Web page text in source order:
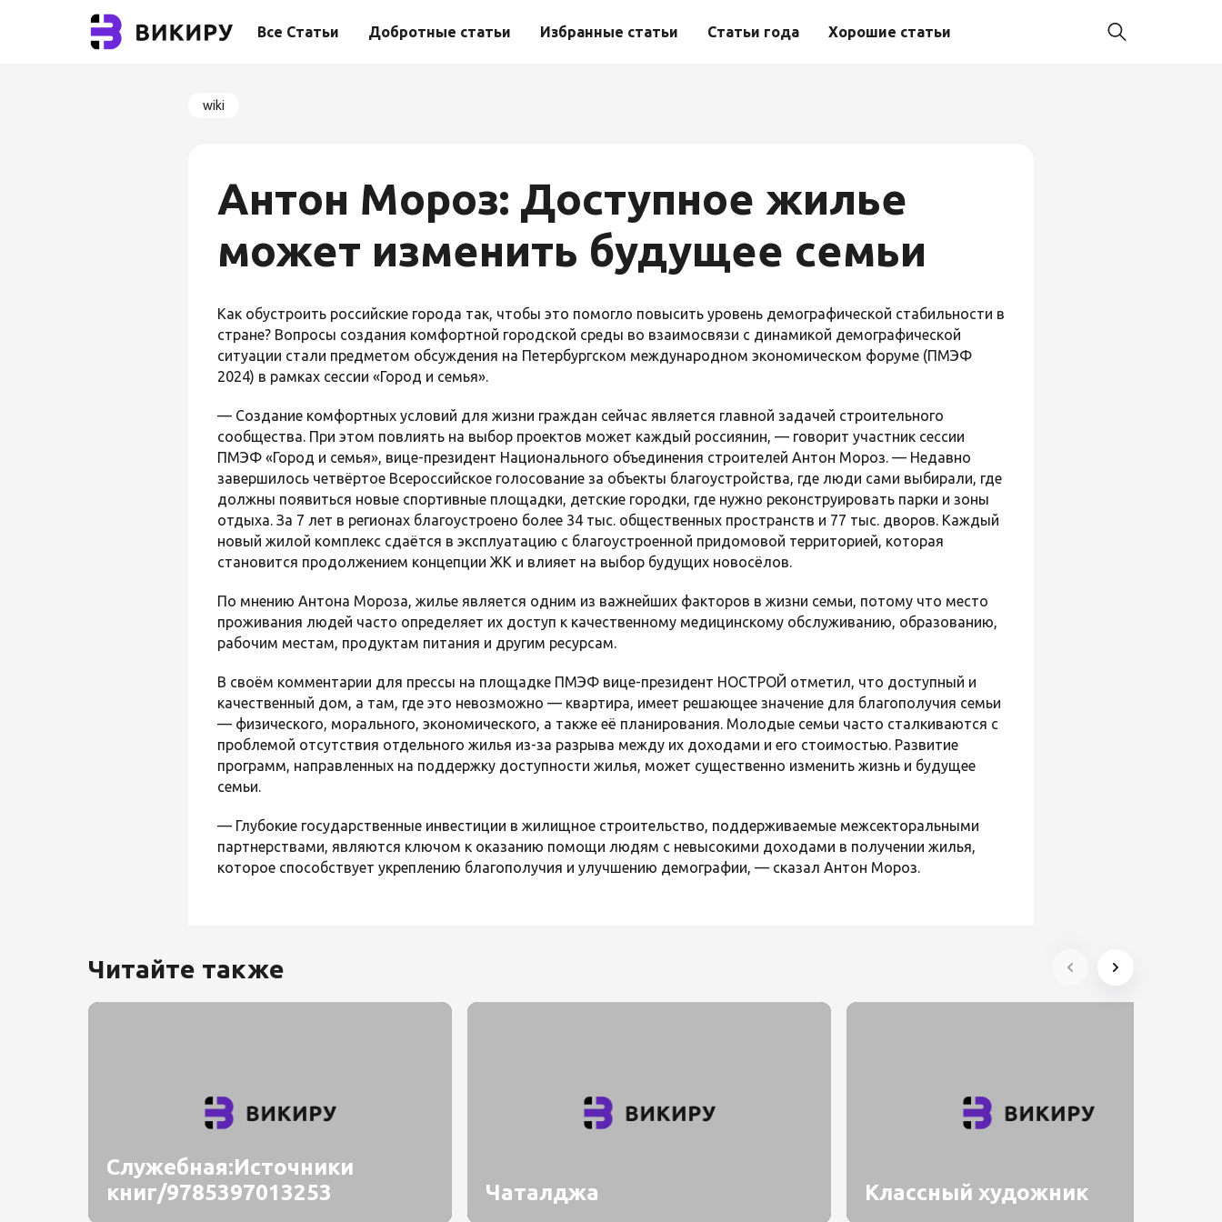
Все Статьи Добротные статьи Избранные статьи Статьи года Хорошие статьи
wiki
Антон Мороз: Доступное жилье
может изменить будущее семьи
Как обустроить российские города так, чтобы это помогло повысить уровень демографической стабильности в
стране? Вопросы создания комфортной городской среды во взаимосвязи с динамикой демографической
ситуации стали предметом обсуждения на Петербургском международном экономическом форуме (ПМЭФ
2024) в рамках сессии «Город и семья».
— Создание комфортных условий для жизни граждан сейчас является главной задачей строительного
сообщества. При этом повлиять на выбор проектов может каждый россиянин, — говорит участник сессии
ПМЭФ «Город и семья», вице-президент Национального объединения строителей Антон Мороз. — Недавно
завершилось четвёртое Всероссийское голосование за объекты благоустройства, где люди сами выбирали, где
должны появиться новые спортивные площадки, детские городки, где нужно реконструировать парки и зоны
отдыха. За 7 лет в регионах благоустроено более 34 тыс. общественных пространств и 77 тыс. дворов. Каждый
новый жилой комплекс сдаётся в эксплуатацию с благоустроенной придомовой территорией, которая
становится продолжением концепции ЖК и влияет на выбор будущих новосёлов.
По мнению Антона Мороза, жилье является одним из важнейших факторов в жизни семьи, потому что место
проживания людей часто определяет их доступ к качественному медицинскому обслуживанию, образованию,
рабочим местам, продуктам питания и другим ресурсам.
В своём комментарии для прессы на площадке ПМЭФ вице-президент НОСТРОЙ отметил, что доступный и
качественный дом, а там, где это невозможно — квартира, имеет решающее значение для благополучия семьи
— физического, морального, экономического, а также её планирования. Молодые семьи часто сталкиваются с
проблемой отсутствия отдельного жилья из-за разрыва между их доходами и его стоимостью. Развитие
программ, направленных на поддержку доступности жилья, может существенно изменить жизнь и будущее
семьи.
— Глубокие государственные инвестиции в жилищное строительство, поддерживаемые межсекторальными
партнерствами, являются ключом к оказанию помощи людям с невысокими доходами в получении жилья,
которое способствует укреплению благополучия и улучшению демографии, — сказал Антон Мороз.
Читайте также
Служебная:Источники
книг/9785397013253
Чаталджа Классный художник